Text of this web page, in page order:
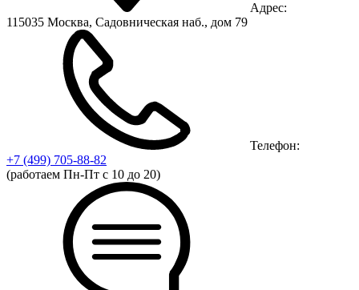
Адрес:
115035 Москва, Садовническая наб., дом 79
Телефон:
+7 (499) 705-88-82
(работаем Пн-Пт с 10 до 20)